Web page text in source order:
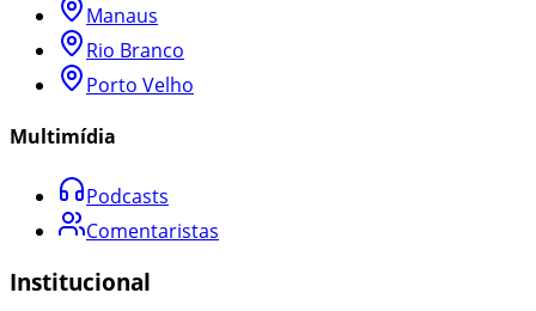
Manaus
Rio Branco
Porto Velho
Multimídia
Podcasts
Comentaristas
Institucional